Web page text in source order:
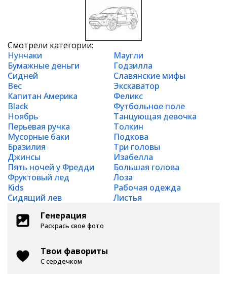
Смотрели категории:
Нунчаки
Маугли
Бумажные деньги
Годзилла
Сидней
Славянские мифы
Вес
Экскаватор
Капитан Америка
Феликс
Black
Футбольное поле
Ноябрь
Танцующая девочка
Перьевая ручка
Толкин
Мусорные баки
Подкова
Бразилия
Три головы
Джинсы
Изабелла
Пять ночей у Фредди
Большая голова
Фруктовый лед
Лоза
Kids
Рабочая одежда
Сидящий лев
Листья
Генерация
Раскрась свое фото
Твои фавориты
С сердечком